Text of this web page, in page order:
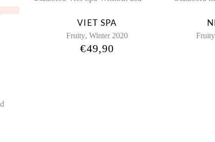
VIET SPA
Fruity,Winter 2020
€49,90
Fruity